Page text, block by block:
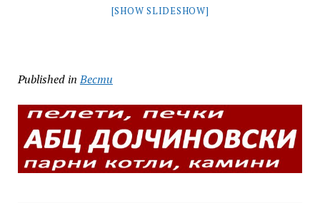
[SHOW SLIDESHOW]
Published in Вести